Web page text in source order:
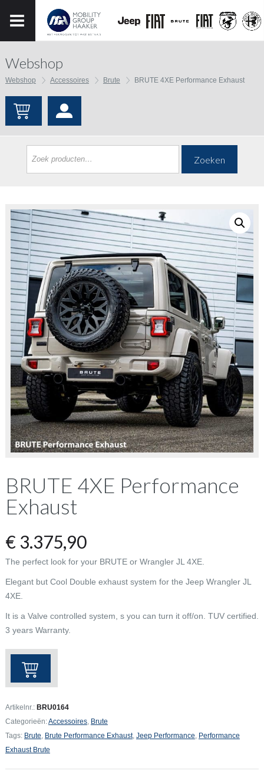
Webshop
Webshop Accessoires Brute BRUTE 4XE Performance Exhaust
Zoeken
BRUTE 4XE Performance
Exhaust
€3.375,90
The perfect look for your BRUTE or Wrangler JL 4XE.
Elegant but Cool Double exhaust system for the Jeep Wrangler JL
4XE.
It is a Valve controlled system, s you can turn it off/on. TUV certified.
3 years Warranty.
BRUTE
Performance
Exhaust
aantal
Artikelnr.: BRU0164
Categorieën:Accessoires, Brute
Tags: Brute, Brute Performance Exhaust, Jeep Performance, Performance
Exhaust Brute